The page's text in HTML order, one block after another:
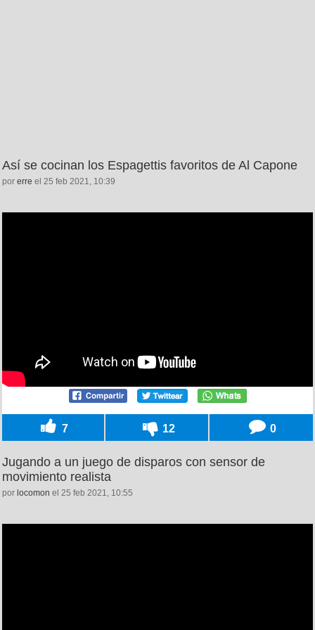
Así se cocinan los Espagettis favoritos de Al Capone
por erre el 25 feb 2021, 10:39
7 12 0
Jugando a un juego de disparos con sensor de
movimiento realista
por locomon el 25 feb 2021, 10:55